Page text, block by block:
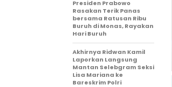
Presiden Prabowo
Rasakan Terik Panas
bersama Ratusan Ribu
Buruh di Monas, Rayakan
Hari Buruh
Akhirnya Ridwan Kamil
Laporkan Langsung
Mantan Selebgram Seksi
Lisa Mariana ke
Bareskrim Polri